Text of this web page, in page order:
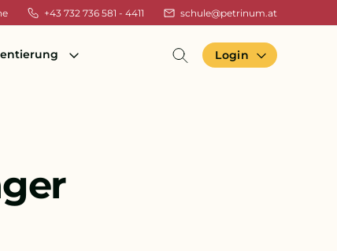
+43 732 736 581 - 4411 schule@petrinum.at
Login